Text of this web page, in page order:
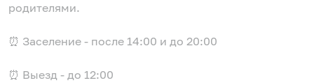
родителями.
⏰ Заселение - после 14:00 и до 20:00
⏰ Выезд - до 12:00